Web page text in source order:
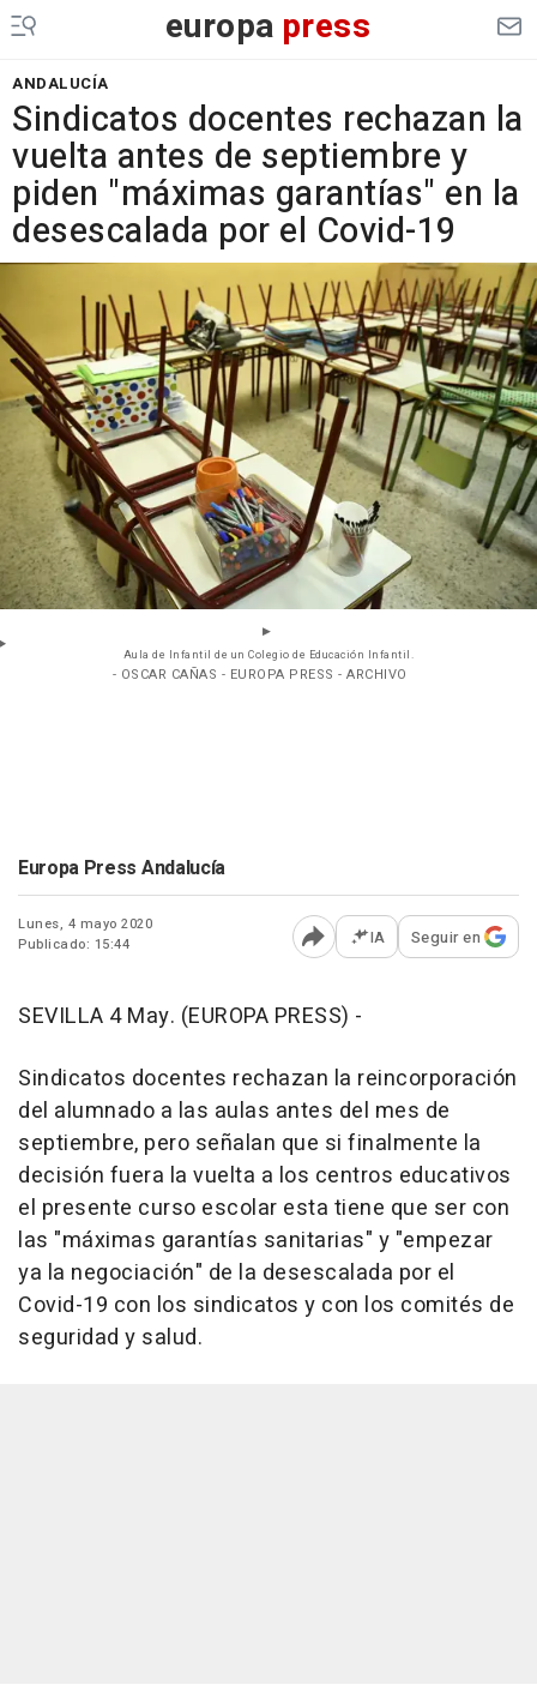
europa press
ANDALUCÍA
Sindicatos docentes rechazan la
vuelta antes de septiembre y
piden "máximas garantías" en la
desescalada por el Covid-19
Aula de Infantil de un Colegio de Educación Infantil.
- OSCAR CAÑAS - EUROPA PRESS - ARCHIVO
Europa Press Andalucía
Lunes, 4 mayo 2020
Publicado: 15:44
Abrir opciones para
IA Seguir en
SEVILLA 4 May. (EUROPA PRESS) -
Sindicatos docentes rechazan la reincorporación
del alumnado a las aulas antes del mes de
septiembre, pero señalan que si finalmente la
decisión fuera la vuelta a los centros educativos
el presente curso escolar esta tiene que ser con
las "máximas garantías sanitarias" y "empezar
ya la negociación" de la desescalada por el
Covid-19 con los sindicatos y con los comités de
seguridad y salud.